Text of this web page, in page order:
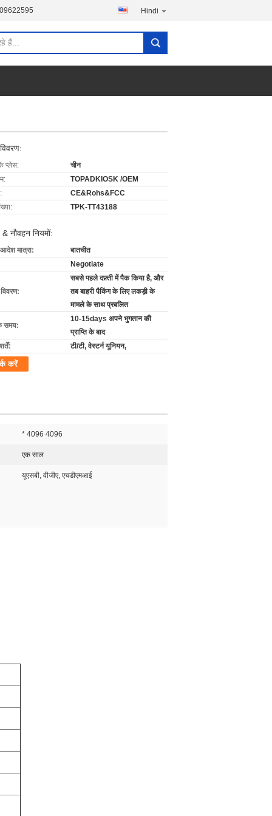
Hindi
के प्लेस:
चीन
TOPADKIOSK /OEM
CE&Rohs&FCC
TPK-TT43188
नौवहन नियमों:
मात्रा:
बातचीत
Negotiate
सबसे पहले दफ़्ती में पैक किया है, और
तब बाहरी पैकिंग के लिए लकड़ी के
मामले के साथ प्रबलित
समय:
10-15days अपने भुगतान की
प्राप्ति के बाद
टी/टी, वेस्टर्न यूनियन,
करें
* 4096 4096
एक साल
यूएसबी, वीजीए, एचडीएमआई